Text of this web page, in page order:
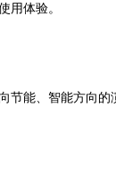
用体验。
能、智能方向的